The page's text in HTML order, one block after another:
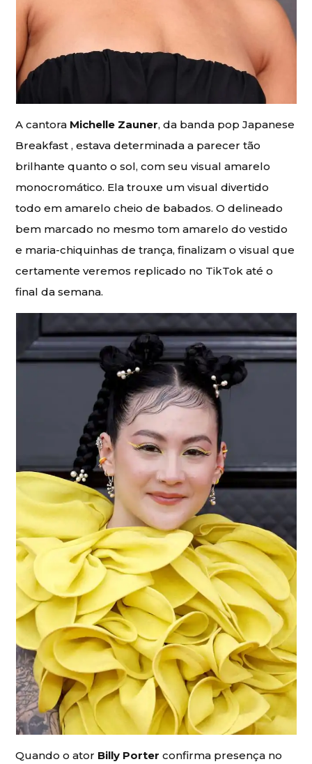
A cantora Michelle Zauner, da banda pop Japanese
Breakfast , estava determinada a parecer tão
brilhante quanto o sol, com seu visual amarelo
monocromático. Ela trouxe um visual divertido
todo em amarelo cheio de babados. O delineado
bem marcado no mesmo tom amarelo do vestido
e maria-chiquinhas de trança, finalizam o visual que
certamente veremos replicado no TikTok até o
final da semana.
Quando o ator Billy Porter confirma presença no